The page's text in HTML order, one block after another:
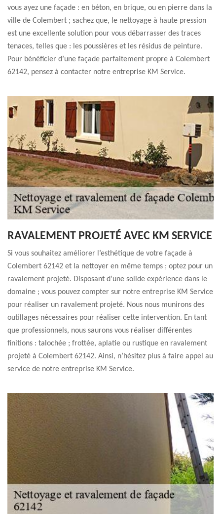
vous ayez une façade : en béton, en brique, ou en pierre dans la
ville de Colembert ; sachez que, le nettoyage à haute pression
est une excellente solution pour vous débarrasser des traces
tenaces, telles que : les poussières et les résidus de peinture.
Pour bénéficier d’une façade parfaitement propre à Colembert
62142, pensez à contacter notre entreprise KM Service.
RAVALEMENT PROJETÉ AVEC KM SERVICE
Si vous souhaitez améliorer l’esthétique de votre façade à
Colembert 62142 et la nettoyer en même temps ; optez pour un
ravalement projeté. Disposant d’une solide expérience dans le
domaine ; vous pouvez compter sur notre entreprise KM Service
pour réaliser un ravalement projeté. Nous nous munirons des
outillages nécessaires pour réaliser cette intervention. En tant
que professionnels, nous saurons vous réaliser différentes
finitions : talochée ; frottée, aplatie ou rustique en ravalement
projeté à Colembert 62142. Ainsi, n’hésitez plus à faire appel au
service de notre entreprise KM Service.